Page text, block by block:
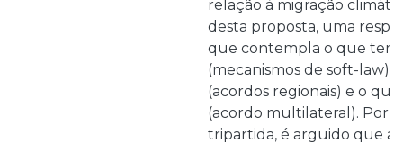
relação à migração
desta proposta, uma
que contempla o que tem
(mecanismos de soft-law),
(acordos regionais) e o
(acordo multilateral). Por
tripartida, é arguido que a